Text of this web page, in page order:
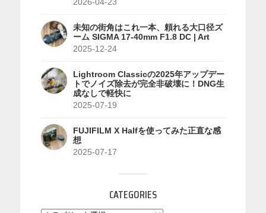
2026-04-23
未知の街角はこれ一本、頼れる大口径ズ
ーム SIGMA 17-40mm F1.8 DC | Art
2025-12-24
Lightroom Classicの2025年アップデー
トでノイズ除去が完全非破壊に！DNG生
成なしで軽快に
2025-07-19
FUJIFILM X Halfを使ってみた正直な感
想
2025-07-17
CATEGORIES